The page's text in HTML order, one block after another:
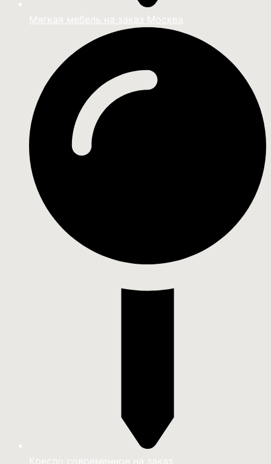
Мягкая мебель на заказ Москва
Кресло современное на заказ